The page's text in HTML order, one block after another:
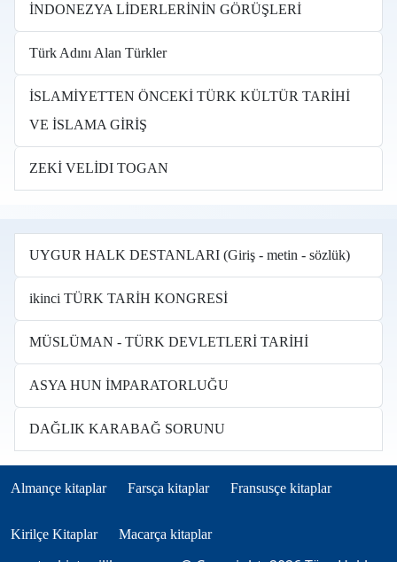
İNDONEZYA LİDERLERİNİN GÖRÜŞLERİ
Türk Adını Alan Türkler
İSLAMİYETTEN ÖNCEKİ TÜRK KÜLTÜR TARİHİ
VE İSLAMA GİRİŞ
ZEKİ VELİDI TOGAN
UYGUR HALK DESTANLARI (Giriş - metin - sözlük)
ikinci TÜRK TARİH KONGRESİ
MÜSLÜMAN - TÜRK DEVLETLERİ TARİHİ
ASYA HUN İMPARATORLUĞU
DAĞLIK KARABAĞ SORUNU
Books in other languages tr
Almançe kitaplar
(opens in new tab) Farsça kitaplar
(opens in new tab) Fransusçe kitaplar
(opens in new tab)
Kirilçe Kitaplar
(opens in new tab) Macarça kitaplar
(opens in new tab)